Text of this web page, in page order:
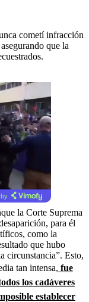
cometí infracción
que la
la Corte Suprema
para él
como la
que hubo
circunstancia”. Esto,
tan intensa, fue
los cadáveres
establecer